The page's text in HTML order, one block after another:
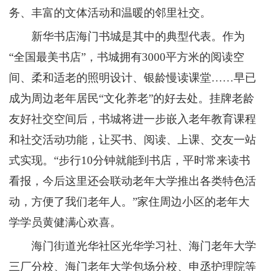
务、丰富的文体活动和温暖的邻里社交。
新华书店海门书城是其中的典型代表。作为
“全国最美书店”，书城拥有3000平方米的阅读空
间、柔和适老的照明设计、银龄慢读课堂……早已
成为周边老年居民“文化养老”的好去处。挂牌老龄
友好社交空间后，书城将进一步嵌入老年教育课程
和社交活动功能，让买书、阅读、上课、交友一站
式实现。“步行10分钟就能到书店，平时常来读书
看报，今后这里还会联动老年大学推出各类特色活
动，方便了我们老年人。”家住周边小区的老年大
学学员黄健满心欢喜。
海门街道光华社区光华学习社、海门老年大学
三厂分校、海门老年大学包场分校、申丞护理院等